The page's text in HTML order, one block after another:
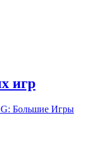
игр
Большие Игры